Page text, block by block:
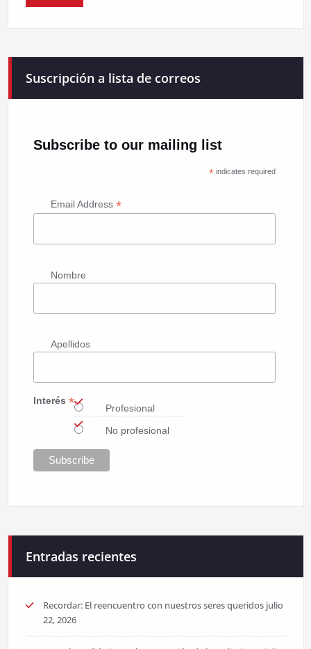
Suscripción a lista de correos
Subscribe to our mailing list
*indicates required
Email Address *
Nombre
Apellidos
Interés *
Profesional
No profesional
Entradas recientes
Recordar: El reencuentro con nuestros seres queridos julio
22, 2026